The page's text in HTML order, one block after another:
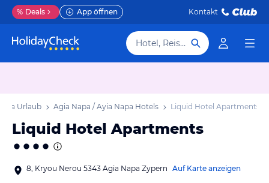
% Deals App öffnen Kontakt
Hotel, Reiseziel
Urlaub Agia Napa / Ayia Napa Hotels Liquid Hotel Apartments
Liquid Hotel Apartments
8, Kryou Nerou 5343 Agia Napa Zypern Auf Karte anzeigen